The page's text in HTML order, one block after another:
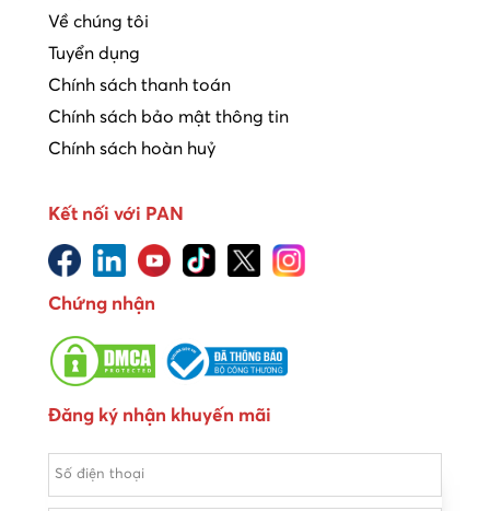
Về chúng tôi
Tuyển dụng
Chính sách thanh toán
Chính sách bảo mật thông tin
Chính sách hoàn huỷ
Kết nối với PAN
Chứng nhận
Đăng ký nhận khuyến mãi